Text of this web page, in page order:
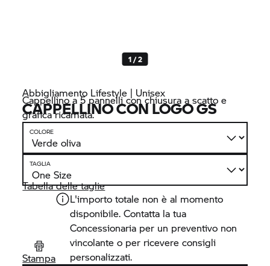
1 / 2
Abbigliamento Lifestyle | Unisex
CAPPELLINO CON LOGO GS
Cappellino a 5 pannelli con chiusura a scatto e
grafica ricamata.
COLORE
TAGLIA
Tabella delle taglie
Stampa
L'importo totale non è al momento
disponibile. Contatta la tua
Concessionaria per un preventivo non
vincolante o per ricevere consigli
personalizzati.